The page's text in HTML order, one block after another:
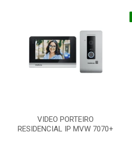
VIDEO PORTEIRO
RESIDENCIAL IP MVW 7070+